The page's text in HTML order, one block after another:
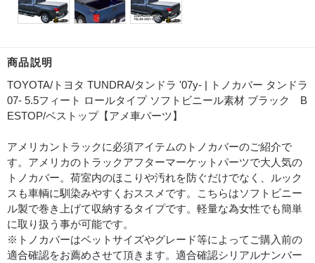
商品説明
TOYOTA/トヨタ TUNDRA/タンドラ '07y- | トノカバー タンドラ
07- 5.5フィート ロールタイプ ソフトビニール素材 ブラック B
ESTOP/ベストップ【アメ車パーツ】
アメリカントラックに必須アイテムのトノカバーのご紹介で
す。アメリカのトラックアフターマーケットパーツで大人気の
トノカバー。荷室内のほこりや汚れを防ぐだけでなく、ルック
スも車輌に馴染みやすくおススメです。こちらはソフトビニー
ル製で巻き上げて収納するタイプです。軽量な為女性でも簡単
に取り扱う事が可能です。
※トノカバーはベットサイズやグレード等によってご購入前の
適合確認をお薦めさせて頂きます。適合確認シリアルナンバー